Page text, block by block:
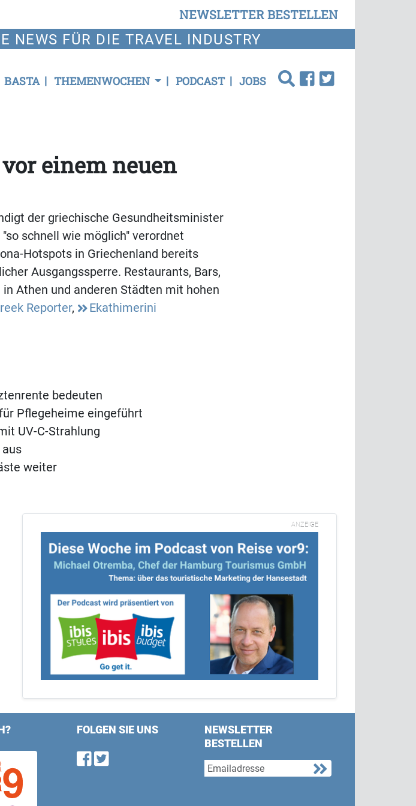
NEWSLETTER BESTELLEN
NEWS FÜR DIE TRAVEL INDUSTRY
BASTA THEMENWOCHEN PODCAST JOBS
einem neuen
der griechische Gesundheitsminister
schnell wie möglich" verordnet
Hotspots in Griechenland bereits
Ausgangssperre. Restaurants, Bars,
Athen und anderen Städten mit hohen
Reporter, Ekathimerini
bedeuten
Pflegeheime eingeführt
UV-C-Strahlung
weiter
ANZEIGE
FOLGEN SIE UNS
Find us on Facebook
Follow us on Twitter
NEWSLETTER
BESTELLEN